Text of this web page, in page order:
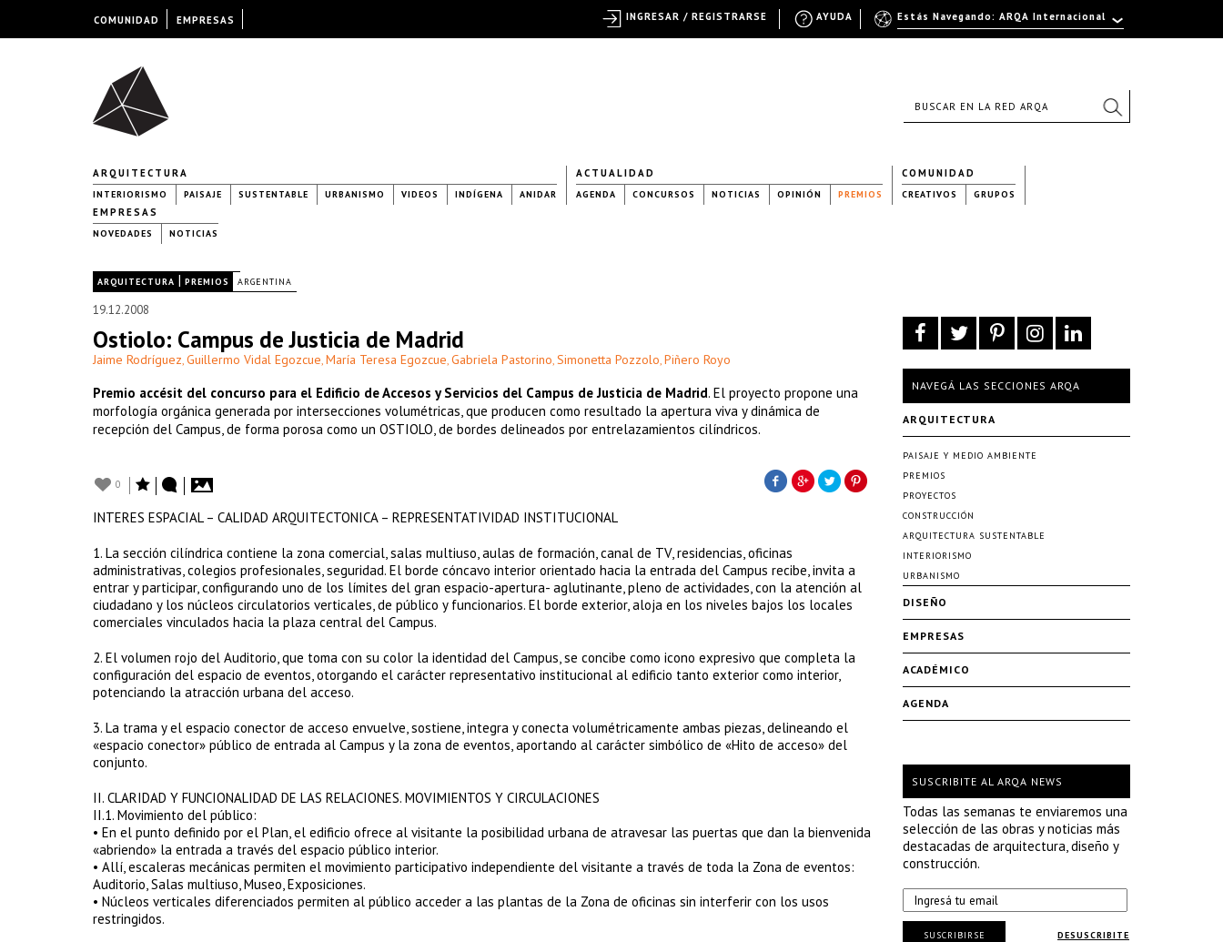
ARQUITECTURA
INTERIORISMO PAISAJE SUSTENTABLE URBANISMO VIDEOS INDÍGENA ANIDAR
ACTUALIDAD
AGENDA CONCURSOS NOTICIAS OPINIÓN PREMIOS
COMUNIDAD
CREATIVOS GRUPOS
EMPRESAS
NOVEDADES NOTICIAS
ARQUITECTURA | PREMIOS ARGENTINA
19.12.2008
Ostiolo: Campus de Justicia de Madrid
Jaime Rodríguez, Guillermo Vidal Egozcue, María Teresa Egozcue, Gabriela Pastorino, Simonetta Pozzolo, Piñero Royo
Premio accésit del concurso para el Edificio de Accesos y Servicios del Campus de Justicia de Madrid. El proyecto propone una
morfología orgánica generada por intersecciones volumétricas, que producen como resultado la apertura viva y dinámica de
recepción del Campus, de forma porosa como un OSTIOLO, de bordes delineados por entrelazamientos cilíndricos.
0
INTERES ESPACIAL – CALIDAD ARQUITECTONICA – REPRESENTATIVIDAD INSTITUCIONAL
1. La sección cilíndrica contiene la zona comercial, salas multiuso, aulas de formación, canal de TV, residencias, oficinas
administrativas, colegios profesionales, seguridad. El borde cóncavo interior orientado hacia la entrada del Campus recibe, invita a
entrar y participar, configurando uno de los límites del gran espacio-apertura- aglutinante, pleno de actividades, con la atención al
ciudadano y los núcleos circulatorios verticales, de público y funcionarios. El borde exterior, aloja en los niveles bajos los locales
comerciales vinculados hacia la plaza central del Campus.
2. El volumen rojo del Auditorio, que toma con su color la identidad del Campus, se concibe como icono expresivo que completa la
configuración del espacio de eventos, otorgando el carácter representativo institucional al edificio tanto exterior como interior,
potenciando la atracción urbana del acceso.
3. La trama y el espacio conector de acceso envuelve, sostiene, integra y conecta volumétricamente ambas piezas, delineando el
«espacio conector» público de entrada al Campus y la zona de eventos, aportando al carácter simbólico de «Hito de acceso» del
conjunto.
II. CLARIDAD Y FUNCIONALIDAD DE LAS RELACIONES. MOVIMIENTOS Y CIRCULACIONES
II.1. Movimiento del público:
• En el punto definido por el Plan, el edificio ofrece al visitante la posibilidad urbana de atravesar las puertas que dan la bienvenida
«abriendo» la entrada a través del espacio público interior.
• Allí, escaleras mecánicas permiten el movimiento participativo independiente del visitante a través de toda la Zona de eventos:
Auditorio, Salas multiuso, Museo, Exposiciones.
• Núcleos verticales diferenciados permiten al público acceder a las plantas de la Zona de oficinas sin interferir con los usos
restringidos.
NAVEGÁ LAS SECCIONES ARQA
ARQUITECTURA
PAISAJE Y MEDIO AMBIENTE
PREMIOS
PROYECTOS
CONSTRUCCIÓN
ARQUITECTURA SUSTENTABLE
INTERIORISMO
URBANISMO
DISEÑO
EMPRESAS
ACADÉMICO
AGENDA
SUSCRIBITE AL ARQA NEWS
Todas las semanas te enviaremos una
selección de las obras y noticias más
destacadas de arquitectura, diseño y
construcción.
DESUSCRIBITE
SUSCRIBIRSE
COMUNIDAD EMPRESAS Estás Navegando: ARQA Internacional
AYUDA
INGRESAR / REGISTRARSE